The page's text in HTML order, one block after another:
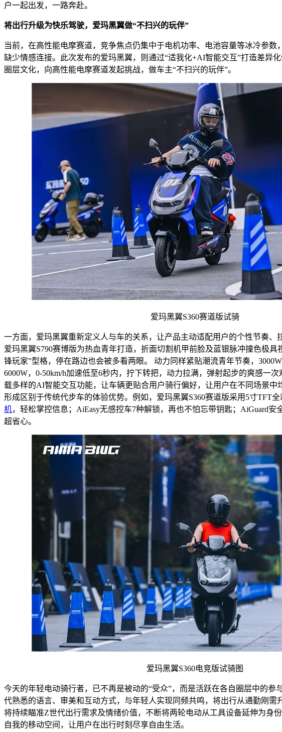
户一起出发，一路奔赴。
将出行升级为快乐驾驶，爱玛黑翼做“不扫兴的玩伴”
当前，在高性能电摩赛道，竞争焦点仍集中于电机功率、电池容量等冰冷参数
缺少情感连接。此次发布的爱玛黑翼，则通过“适我化+AI智能交互”打造差异
圈层文化，向高性能电摩赛道发起挑战，做车主“不扫兴的玩伴”。
爱玛黑翼S360赛道版试骑
一方面，爱玛黑翼重新定义人与车的关系，让产品主动适配用户的个性节奏、
爱玛黑翼S790赛博版为热血青年打造，折面切割机甲前脸及蓝银脉冲撞色极具
锋玩家”型格，停在路边也会被多看两眼。 动力同样紧贴潮流青年节奏，
6000W，0-50km/h加速低至6秒内，拧下转把，动力拉满，弹射起步的爽感一
载多样的AI智能交互功能，让车辆更贴合用户骑行偏好，让用户在不同场景中
形成区别于传统代步车的体验优势。例如，爱玛黑翼S360赛道版采用5寸TFT
机，轻松掌控信息；AiEasy无感控车7种解锁，再也不怕忘带钥匙；AiGuard安
超省心。
爱玛黑翼S360电竞版试骑图
今天的年轻电动骑行者，已不再是被动的“受众”，而是活跃在各自圈层中的参
代熟悉的语言、审美和互动方式，与年轻人实现同频共鸣，将出行从通勤刚需
将持续瞄准Z世代出行需求及情绪价值，不断将两轮电动从工具设备延伸为身
自我的移动空间，让用户在出行时刻尽享自由生活。